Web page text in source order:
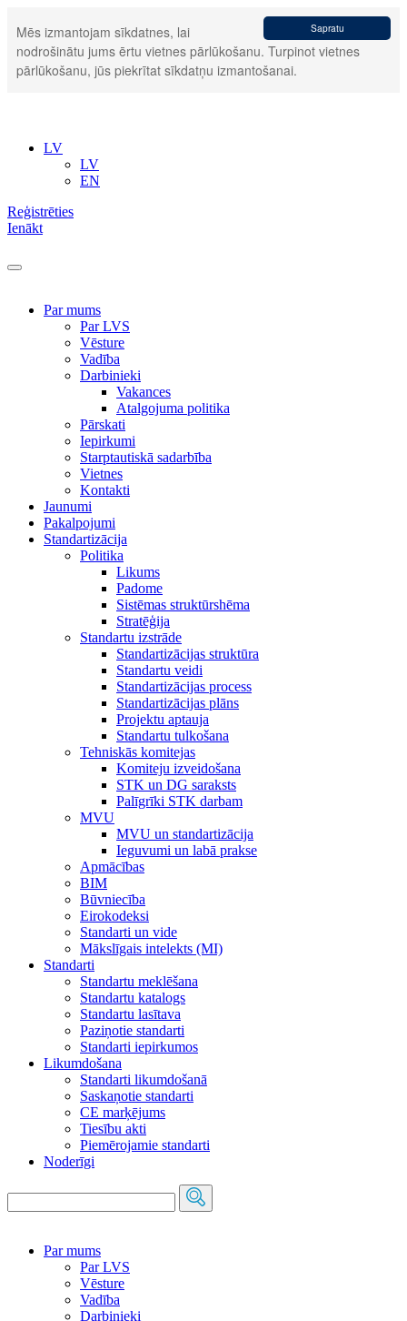
Sapratu
Mēs izmantojam sīkdatnes, lai
nodrošinātu jums ērtu vietnes pārlūkošanu. Turpinot vietnes
pārlūkošanu, jūs piekrītat sīkdatņu izmantošanai.
LV
LV
EN
Reģistrēties
Ienākt
Par mums
Par LVS
Vēsture
Vadība
Darbinieki
Vakances
Atalgojuma politika
Pārskati
Iepirkumi
Starptautiskā sadarbība
Vietnes
Kontakti
Jaunumi
Pakalpojumi
Standartizācija
Politika
Likums
Padome
Sistēmas struktūrshēma
Stratēģija
Standartu izstrāde
Standartizācijas struktūra
Standartu veidi
Standartizācijas process
Standartizācijas plāns
Projektu aptauja
Standartu tulkošana
Tehniskās komitejas
Komiteju izveidošana
STK un DG saraksts
Palīgrīki STK darbam
MVU
MVU un standartizācija
Ieguvumi un labā prakse
Apmācības
BIM
Būvniecība
Eirokodeksi
Standarti un vide
Mākslīgais intelekts (MI)
Standarti
Standartu meklēšana
Standartu katalogs
Standartu lasītava
Paziņotie standarti
Standarti iepirkumos
Likumdošana
Standarti likumdošanā
Saskaņotie standarti
CE marķējums
Tiesību akti
Piemērojamie standarti
Noderīgi
Par mums
Par LVS
Vēsture
Vadība
Darbinieki